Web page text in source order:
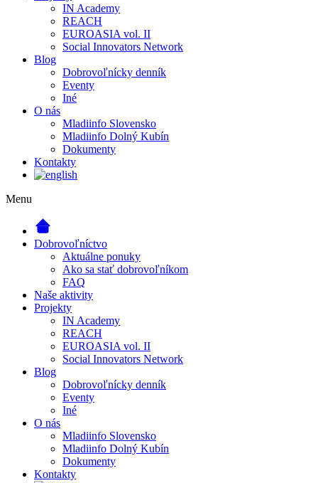
IN Academy
REACH
EUROASIA vol. II
Social Innovators Network
Blog
Dobrovoľnícky denník
Eventy
Iné
O nás
Mladiinfo Slovensko
Mladiinfo Dolný Kubín
Dokumenty
Kontakty
Menu
Dobrovoľníctvo
Aktuálne ponuky
Ako sa stať dobrovoľníkom
FAQ
Naše aktivity
Projekty
IN Academy
REACH
EUROASIA vol. II
Social Innovators Network
Blog
Dobrovoľnícky denník
Eventy
Iné
O nás
Mladiinfo Slovensko
Mladiinfo Dolný Kubín
Dokumenty
Kontakty